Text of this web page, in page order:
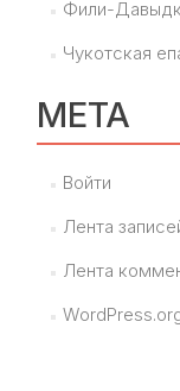
Фили-
Чукотская
МЕТА
Войти
Лента
Лента